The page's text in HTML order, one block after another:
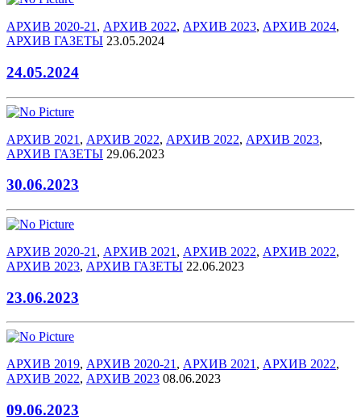
АРХИВ 2020-21 , АРХИВ 2022, АРХИВ 2023, АРХИВ 2024,
АРХИВ ГАЗЕТЫ 23.05.2024
24.05.2024
АРХИВ 2021 , АРХИВ 2022, АРХИВ 2022, АРХИВ 2023,
АРХИВ ГАЗЕТЫ 29.06.2023
30.06.2023
АРХИВ 2020-21 , АРХИВ 2021 , АРХИВ 2022, АРХИВ 2022,
АРХИВ 2023, АРХИВ ГАЗЕТЫ 22.06.2023
23.06.2023
АРХИВ 2019, АРХИВ 2020-21 , АРХИВ 2021 , АРХИВ 2022,
АРХИВ 2022, АРХИВ 2023 08.06.2023
09.06.2023